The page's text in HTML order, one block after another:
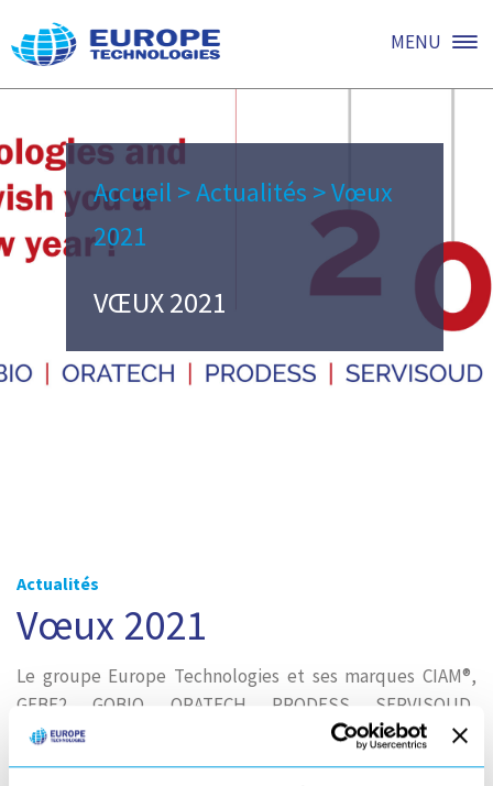
MENU
Accueil >Actualités >Vœux
2021
VŒUX 2021
Actualités
Vœux 2021
Le groupe Europe Technologies et ses marques CIAM®,
GEBE2, GOBIO, ORATECH, PRODESS, SERVISOUD,
SONIMAT, SONATS vous souhaitent en vidéo de bonne
fêtes de fin d’années et ses meilleurs vœux pour 2021.